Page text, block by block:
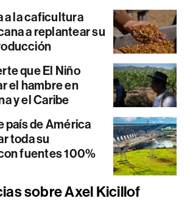
a la caficultura
a replantear su
que El Niño
el hambre en
y el Caribe
país de América
toda su
fuentes 100%
sobre Axel Kicillof